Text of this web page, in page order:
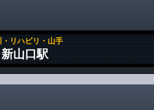
・リハビリ・山手
新山口駅